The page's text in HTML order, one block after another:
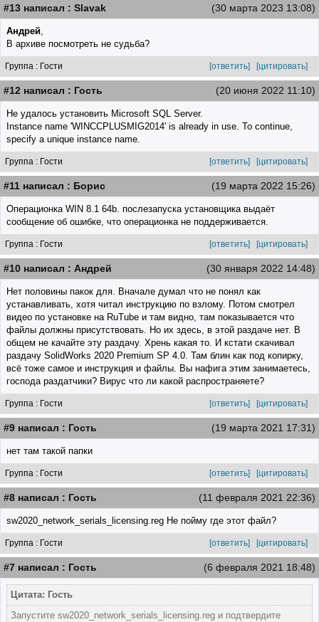
(30 марта 2023 13:08)
#13 написал : Slavak
Андрей,
В архиве посмотреть не судьба?
Группа : Гости [ответить] [цитировать]
(20 июня 2022 11:10)
#12 написал : Гость
Не удалось установить Microsoft SQL Server.
Instance name 'WINCCPLUSMIG2014' is already in use. To continue,
specify a unique instance name.
Группа : Гости [ответить] [цитировать]
(19 марта 2022 15:26)
#11 написал : Борис
Операционка WIN 8.1 64b. послезапуска установщика выдаёт
сообщение об ошибке, что операционка не поддерживается.
Группа : Гости [ответить] [цитировать]
(30 января 2022 14:48)
#10 написал : Андрей
Нет половины пакок для. Вначале думал что не понял как
устанавливать, хотя читал инструкцию по взлому. Потом смотрел
видео по установке на RuTube и там видно, там показывается что
файлы должны присутствовать. Но их здесь, в этой раздаче нет. В
общем не качайте эту раздачу. Хрень какая то. И кстати скачивал
раздачу SolidWorks 2020 Premium SP 4.0. Там блин как под копирку,
всё тоже самое и инструкция и файлы. Вы нафига этим занимаетесь,
господа раздатчики? Вирус что ли какой распространяете?
Группа : Гости [ответить] [цитировать]
(19 марта 2021 17:31)
#9 написал : Гость
нет там такой папки
Группа : Гости [ответить] [цитировать]
(11 февраля 2021 22:36)
#8 написал : Гость
sw2020_network_serials_licensing.reg Не пойму где этот файл?
Группа : Гости [ответить] [цитировать]
(6 февраля 2021 18:48)
#7 написал : Гость
Цитата: Гость
Запустите sw2020_network_serials_licensing.reg и подтвердите